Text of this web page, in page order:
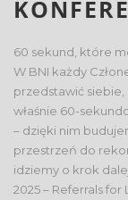
60 sekund, które
W BNI każdy
przedstawić
właśnie 60-
– dzięki nim
przestrzeń do
idziemy o krok
2025 – Referrals